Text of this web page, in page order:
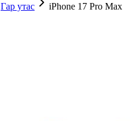
Гар утас iPhone 17 Pro Max